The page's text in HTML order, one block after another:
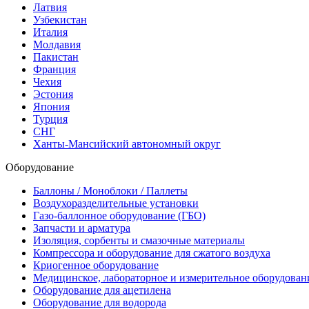
Латвия
Узбекистан
Италия
Молдавия
Пакистан
Франция
Чехия
Эстония
Япония
Турция
СНГ
Ханты-Мансийский автономный округ
Оборудование
Баллоны / Моноблоки / Паллеты
Воздухоразделительные установки
Газо-баллонное оборудование (ГБО)
Запчасти и арматура
Изоляция, сорбенты и смазочные материалы
Компрессора и оборудование для сжатого воздуха
Криогенное оборудование
Медицинское, лабораторное и измерительное
Оборудование для ацетилена
Оборудование для водорода